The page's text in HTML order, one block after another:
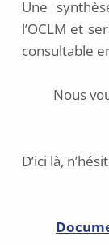
Une
l’OCLM et
consultable
Nous
D’ici là,